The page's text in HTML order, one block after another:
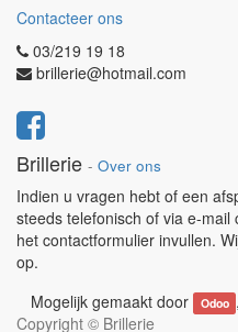
Contacteer ons
03/219 19 18
brillerie@hotmail.com
Brillerie - Over ons
Indien u vragen hebt of een
steeds telefonisch of via e-
het contactformulier invullen.
op.
Mogelijk gemaakt door Odoo
Copyright © Brillerie